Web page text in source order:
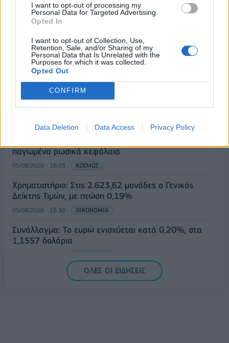
I want to opt-out of processing my
Personal Data for Targeted Advertising.
Opted In
I want to opt-out of Collection, Use,
Retention, Sale, and/or Sharing of my
Personal Data that Is Unrelated with the
Purposes for which it was collected.
Opted Out
CONFIRM
Data Deletion Data Access Privacy Policy
θέσεις εργασίας
05/08/2026 - 17:16
Τ. Θεοδωρικάκος: Στηρίζουμε με πράξεις την
έρευνα και την καινοτομία
05/08/2026 - 16:51 ΠΟΛΙΤΙΚΗ
Ν. Χαρδαλιάς: Μηδενική ανοχή και σε νομικό
επίπεδο για τους υπαίτιους της πυρκαγιάς στη
Δυτική Αττική
παγωμένα ρωσικά κεφάλαια
05/08/2026 - 16:03 ΚΟΣΜΟΣ
Χρηματιστήριο: Στις 2.623,62 μονάδες ο Γενικός
Δείκτης Τιμών, με πτώση 0,19%
05/08/2026 - 15:36 ΟΙΚΟΝΟΜΙΑ
Συνάλλαγμα: Το ευρώ ενισχύεται κατά 0,20%, στα
1,1557 δολάρια
ΟΛΕΣ ΟΙ ΕΙΔΗΣΕΙΣ